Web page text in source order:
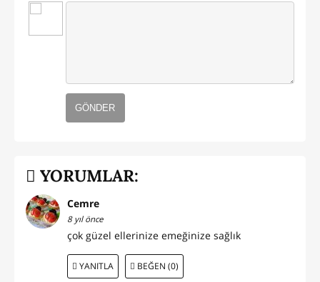
GÖNDER
YORUMLAR:
Cemre
8 yıl önce
çok güzel ellerinize emeğinize sağlık
YANITLA BEĞEN (0)